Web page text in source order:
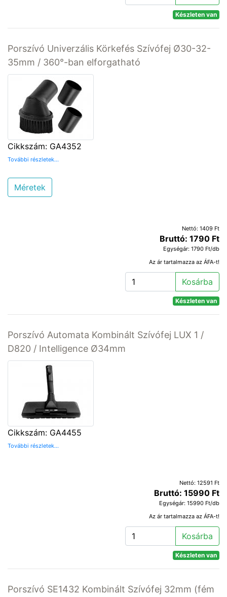
Készleten van
Porszívó Univerzális Körkefés Szívófej Ø30-32-
35mm / 360°-ban elforgatható
Cikkszám: GA4352
További részletek...
Méretek
Nettó: 1409 Ft
Bruttó: 1790 Ft
Egységár: 1790 Ft/db
Az ár tartalmazza az ÁFA-t!
Kosárba
Készleten van
Porszívó Automata Kombinált Szívófej LUX 1 /
D820 / Intelligence Ø34mm
Cikkszám: GA4455
További részletek...
Nettó: 12591 Ft
Bruttó: 15990 Ft
Egységár: 15990 Ft/db
Az ár tartalmazza az ÁFA-t!
Kosárba
Készleten van
Porszívó SE1432 Kombinált Szívófej 32mm (fém